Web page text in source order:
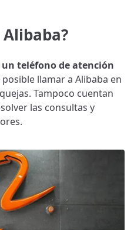
teléfono de atención
llamar a Alibaba en
Tampoco cuentan
las consultas y